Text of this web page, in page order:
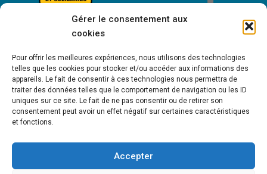
Gérer le consentement aux
cookies
Pour offrir les meilleures expériences, nous utilisons des technologies
telles que les cookies pour stocker et/ou accéder aux informations des
appareils. Le fait de consentir à ces technologies nous permettra de
traiter des données telles que le comportement de navigation ou les ID
uniques sur ce site. Le fait de ne pas consentir ou de retirer son
consentement peut avoir un effet négatif sur certaines caractéristiques
et fonctions.
Accepter
Bienvenue à Saint-Victor de Cessieu !